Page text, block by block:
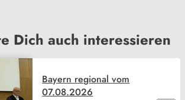
Dich auch interessieren
Bayern regional vom
07.08.2026